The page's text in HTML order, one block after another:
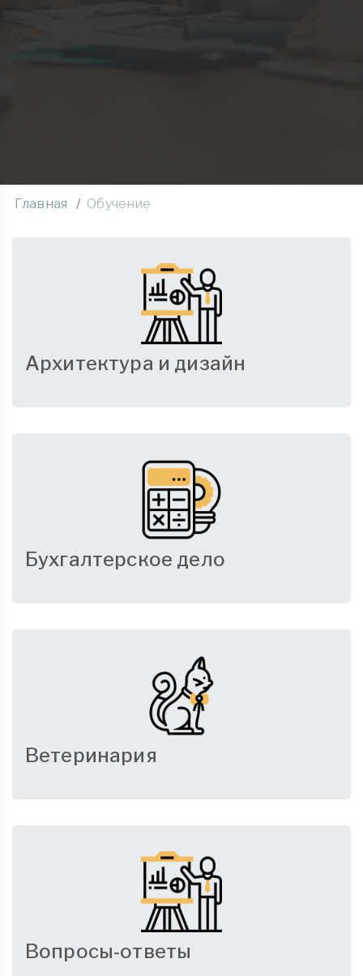
Главная Обучение
Архитектура и дизайн
Бухгалтерское дело
Ветеринария
Вопросы-ответы